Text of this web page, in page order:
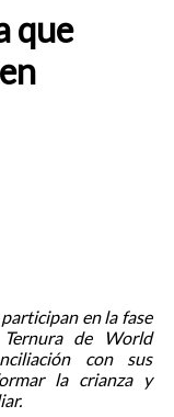
que
en la fase
de World
con sus
la crianza y